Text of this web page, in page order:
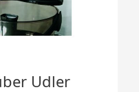
Udler